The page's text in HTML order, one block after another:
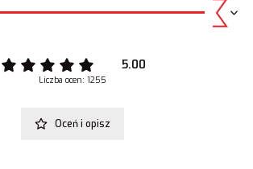
5.00
Liczba ocen: 1255
Oceń i opisz